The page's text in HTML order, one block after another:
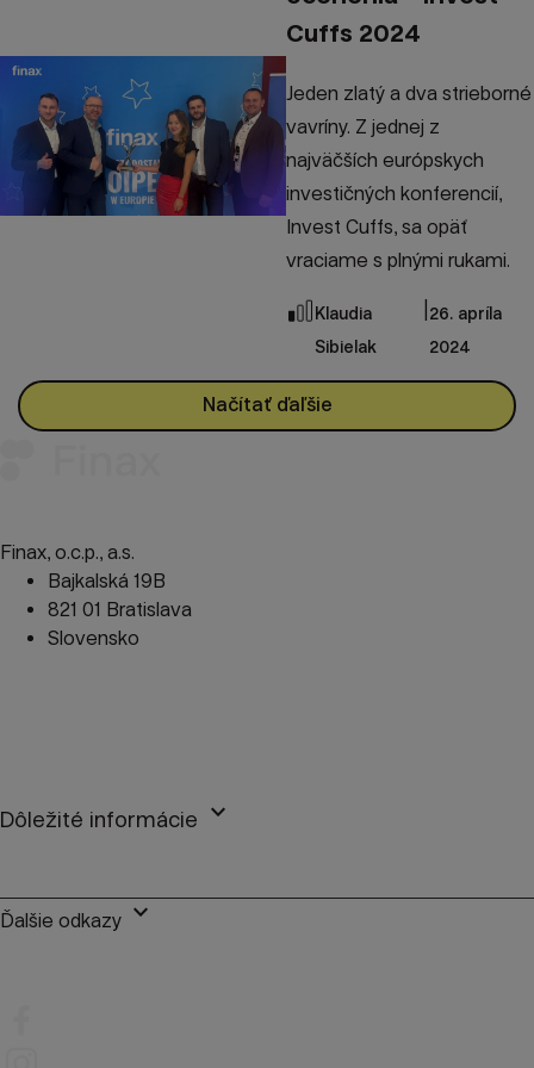
Cuffs 2024
Jeden zlatý a dva strieborné
vavríny. Z jednej z
najväčších európskych
investičných konferencií,
Invest Cuffs, sa opäť
vraciame s plnými rukami.
Klaudia
Sibielak
26. apríla
2024
Načítať ďaľšie
Finax, o.c.p., a.s.
Bajkalská 19B
821 01 Bratislava
Slovensko
Dôležité informácie keyboard_arrow_down
Ďalšie odkazy keyboard_arrow_down